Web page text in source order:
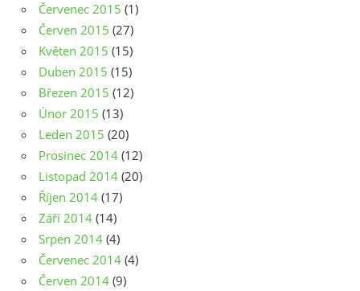
Červenec 2015 (1)
Červen 2015 (27)
Květen 2015 (15)
Duben 2015 (15)
Březen 2015 (12)
Únor 2015 (13)
Leden 2015 (20)
Prosinec 2014 (12)
Listopad 2014 (20)
Říjen 2014 (17)
Září 2014 (14)
Srpen 2014 (4)
Červenec 2014 (4)
Červen 2014 (9)